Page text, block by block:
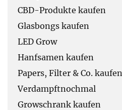
CBD-Produkte kaufen
Glasbongs kaufen
LED Grow
Hanfsamen kaufen
Papers, Filter & Co. kaufen
Verdampftnochmal
Growschrank kaufen